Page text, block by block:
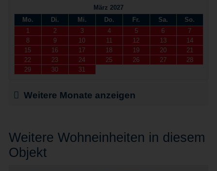
März 2027
Mo.
Di. Mi. Do. Fr. Sa.
So.
1
2 3 4 5 6
7
8
9 10 11 12 13
14
15
16 17 18 19 20
21
22
23 24 25 26 27
28
29
30 31
Weitere Monate anzeigen
Weitere Wohneinheiten in diesem
Objekt